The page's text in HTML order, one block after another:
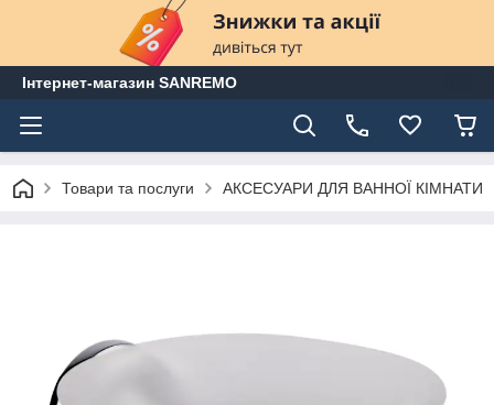
Інтернет-магазин SANREMO
Товари та послуги АКСЕСУАРИ ДЛЯ ВАННОЇ КІМНАТИ